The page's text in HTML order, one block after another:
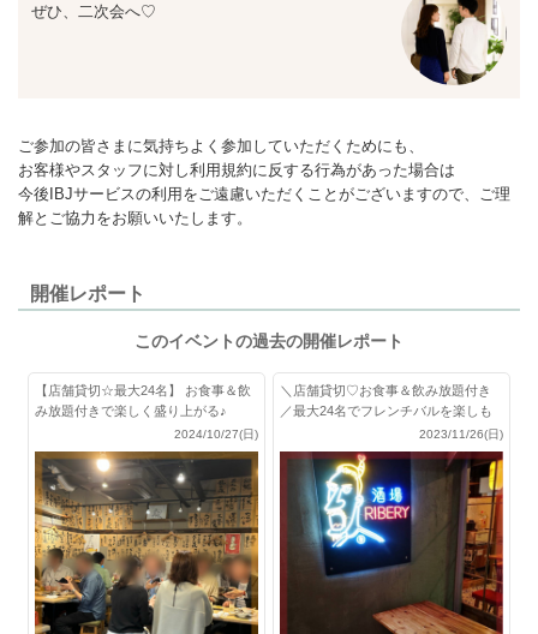
ぜひ、二次会へ♡
ご参加の皆さまに気持ちよく参加していただくためにも、
お客様やスタッフに対し利用規約に反する行為があった場合は
今後IBJサービスの利用をご遠慮いただくことがございますので、ご理
解とご協力をお願いいたします。
開催レポート
このイベントの過去の開催レポート
【店舗貸切☆最大24名】 お食事＆飲
み放題付きで楽しく盛り上がる♪
2024/10/27(日)
＼店舗貸切♡お食事＆飲み放題付き
／最大24名でフレンチバルを楽しも
2023/11/26(日)